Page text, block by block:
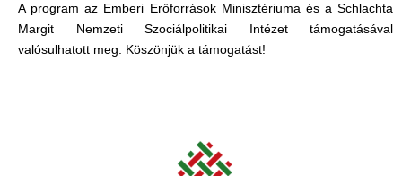
A program az Emberi Erőforrások Minisztériuma és a Schlachta
Margit Nemzeti Szociálpolitikai Intézet támogatásával
valósulhatott meg. Köszönjük a támogatást!